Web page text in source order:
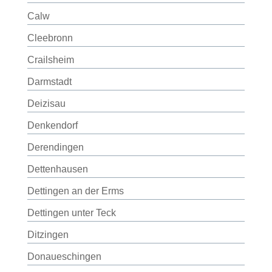
Calw
Cleebronn
Crailsheim
Darmstadt
Deizisau
Denkendorf
Derendingen
Dettenhausen
Dettingen an der Erms
Dettingen unter Teck
Ditzingen
Donaueschingen